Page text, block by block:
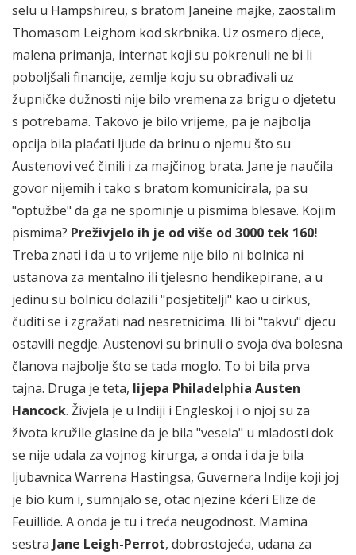
selu u Hampshireu, s bratom Janeine majke, zaostalim
Thomasom Leighom kod skrbnika. Uz osmero djece,
malena primanja, internat koji su pokrenuli ne bi li
poboljšali financije, zemlje koju su obrađivali uz
župničke dužnosti nije bilo vremena za brigu o djetetu
s potrebama. Takovo je bilo vrijeme, pa je najbolja
opcija bila plaćati ljude da brinu o njemu što su
Austenovi već činili i za majčinog brata. Jane je naučila
govor nijemih i tako s bratom komunicirala, pa su
"optužbe" da ga ne spominje u pismima blesave. Kojim
pismima? Preživjelo ih je od više od 3000 tek 160!
Treba znati i da u to vrijeme nije bilo ni bolnica ni
ustanova za mentalno ili tjelesno hendikepirane, a u
jedinu su bolnicu dolazili "posjetitelji" kao u cirkus,
čuditi se i zgražati nad nesretnicima. Ili bi "takvu" djecu
ostavili negdje. Austenovi su brinuli o svoja dva bolesna
članova najbolje što se tada moglo. To bi bila prva
tajna. Druga je teta, lijepa Philadelphia Austen
Hancock. Živjela je u Indiji i Engleskoj i o njoj su za
života kružile glasine da je bila "vesela" u mladosti dok
se nije udala za vojnog kirurga, a onda i da je bila
ljubavnica Warrena Hastingsa, Guvernera Indije koji joj
je bio kum i, sumnjalo se, otac njezine kćeri Elize de
Feuillide. A onda je tu i treća neugodnost. Mamina
sestra Jane Leigh-Perrot, dobrostojeća, udana za